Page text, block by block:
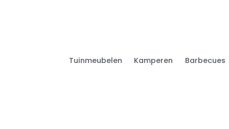
Tuinmeubelen Kamperen Barbecues